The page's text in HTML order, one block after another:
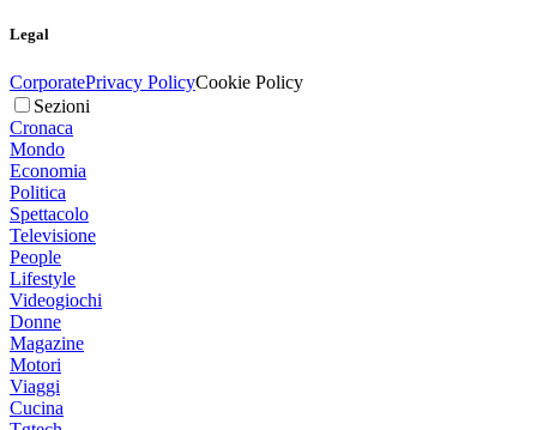
Legal
CorporatePrivacy PolicyCookie Policy
Sezioni
Cronaca
Mondo
Economia
Politica
Spettacolo
Televisione
People
Lifestyle
Videogiochi
Donne
Magazine
Motori
Viaggi
Cucina